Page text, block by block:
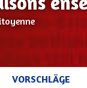
VORSCHLÄGE